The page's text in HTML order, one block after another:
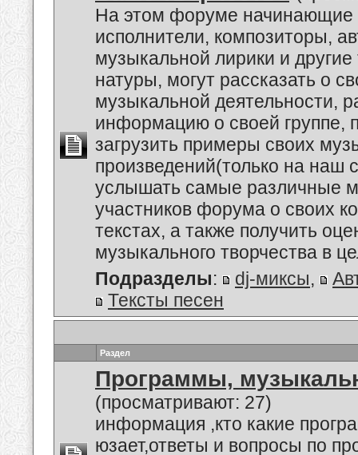
На этом форуме начинающие
исполнители, композиторы,
музыкальной лирики и другие
натуры, могут рассказать о
музыкальной деятельности,
информацию о своей группе,
загрузить примеры своих
произведений(только на наш
услышать самые различные
участников форума о своих
текстах, а также получить
музыкального творчества в
Подразделы: dj-миксы,
Тексты песен
Раздел
Программы,
(просматривают: 27)
информация ,кто какие
юзает,ответы и вопросы по